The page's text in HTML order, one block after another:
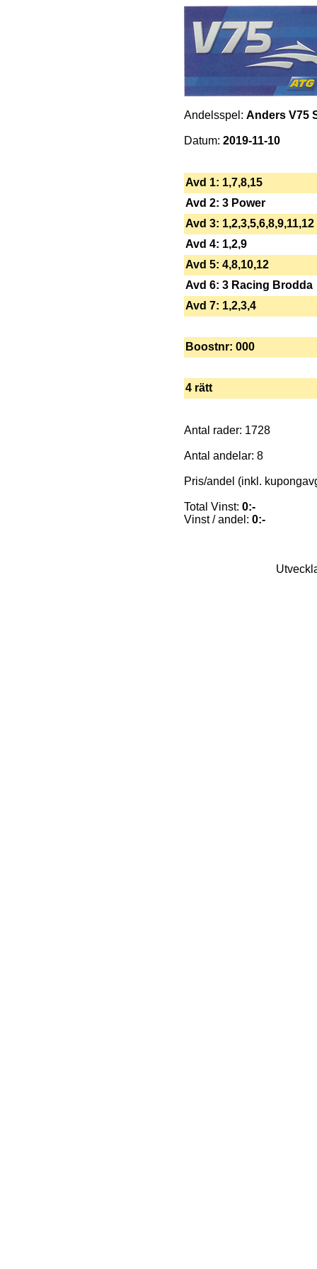
Andelsspel: Anders V75
Datum: 2019-11-10
Avd 1: 1,7,8,15
Avd 2: 3 Power
Avd 3: 1,2,3,5,6,8,9,11,12
Avd 4: 1,2,9
Avd 5: 4,8,10,12
Avd 6: 3 Racing Brodda
Avd 7: 1,2,3,4
Boostnr: 000
4 rätt
Antal rader: 1728
Antal andelar: 8
Pris/andel (inkl.
Total Vinst: 0:-
Vinst / andel: 0:-